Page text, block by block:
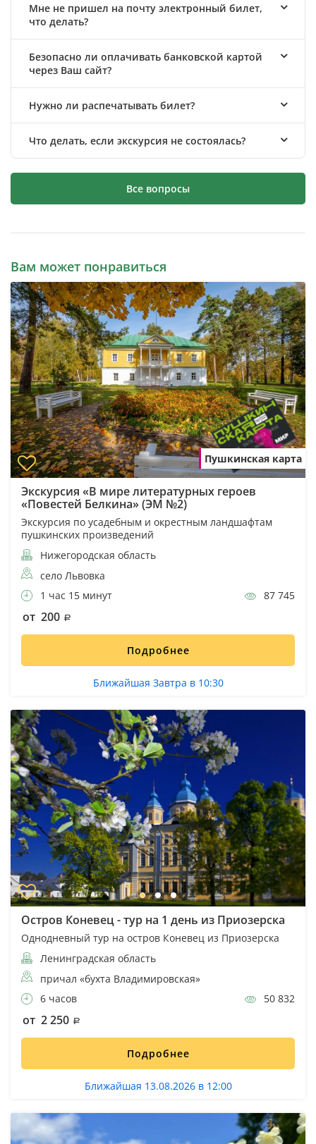
Мне не пришел на почту электронный билет,
что делать?
Безопасно ли оплачивать банковской картой
через Ваш сайт?
Нужно ли распечатывать билет?
Что делать, если экскурсия не состоялась?
Все вопросы
Вам может понравиться
Пушкинская карта
Экскурсия «В мире литературных героев
«Повестей Белкина» (ЭМ №2)
Экскурсия по усадебным и окрестным ландшафтам
пушкинских произведений
Нижегородская область
село Львовка
1 час 15 минут
87 745
от 200
Подробнее
Ближайшая Завтра в 10:30
Остров Коневец - тур на 1 день из Приозерска
Однодневный тур на остров Коневец из Приозерска
Ленинградская область
причал «бухта Владимировская»
6 часов
50 832
от 2 250
Подробнее
Ближайшая 13.08.2026 в 12:00